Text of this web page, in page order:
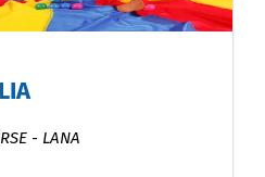
- LANA